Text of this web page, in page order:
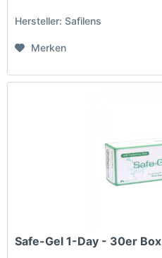
Hersteller: Safilens
Merken
Safe-Gel 1-Day - 30er Box